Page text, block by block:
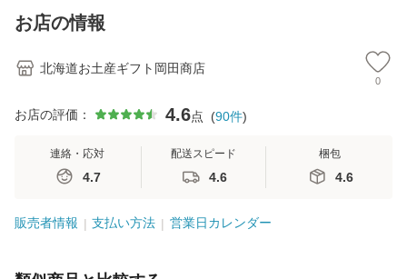
お店の情報
北海道お土産ギフト岡田商店
0
お店の評価： 4.6点 (90件)
連絡・応対
4.7
配送スピード
4.6
梱包
4.6
販売者情報 支払い方法 営業日カレンダー